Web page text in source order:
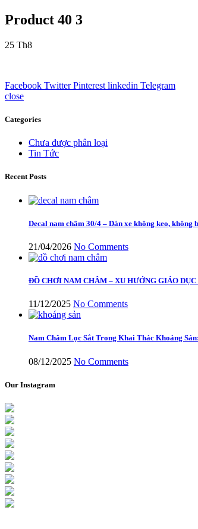
Product 40 3
25 Th8
Facebook Twitter Pinterest linkedin Telegram
close
Categories
Chưa được phân loại
Tin Tức
Recent Posts
Decal nam châm 30/4 – Dán xe không keo, không
21/04/2026 No Comments
ĐỒ CHƠI NAM CHÂM – XU HƯỚNG GIÁO
11/12/2025 No Comments
Nam Châm Lọc Sắt Trong Khai Thác Khoáng
08/12/2025 No Comments
Our Instagram